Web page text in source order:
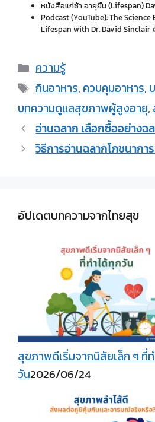
หนังสือแก่ช้า อายุยืน (Lifespan)
Podcast (YouTube): The
Lifespan with Dr. David Sinclair
ความรู้
กินอาหาร,ควบคุมอาหาร,
บทความดูแลสุขภาพผู้สูงอายุ​,
อ่านฉลาก เลือกซื้ออย่างฉ
วิธีการอ่านฉลากโภชนากา
อัปเดตบทความจากไทยสุข
สุขภาพดีเริ่มจากนิสัยเล็ก ๆ ที่
วัน2026/06/24